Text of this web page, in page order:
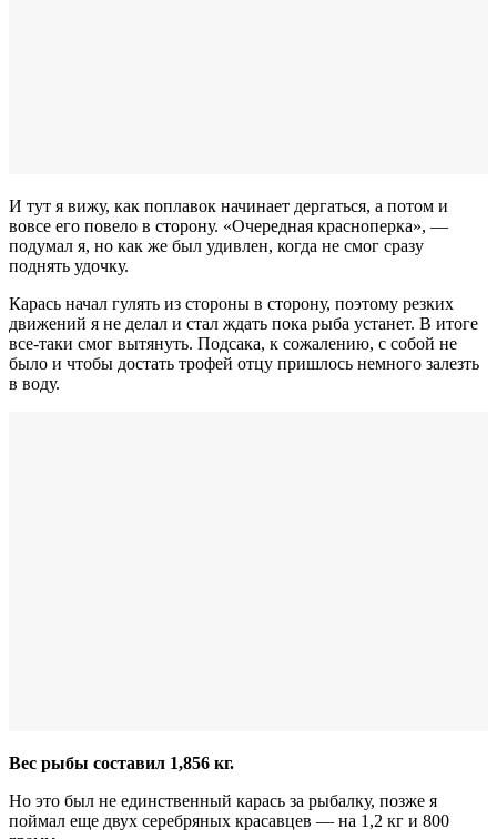
И тут я вижу, как поплавок начинает дергаться, а потом и
вовсе его повело в сторону. «Очередная красноперка», —
подумал я, но как же был удивлен, когда не смог сразу
поднять удочку.
Карась начал гулять из стороны в сторону, поэтому резких
движений я не делал и стал ждать пока рыба устанет. В итоге
все-таки смог вытянуть. Подсака, к сожалению, с собой не
было и чтобы достать трофей отцу пришлось немного залезть
в воду.
Вес рыбы составил 1,856 кг.
Но это был не единственный карась за рыбалку, позже я
поймал еще двух серебряных красавцев — на 1,2 кг и 800